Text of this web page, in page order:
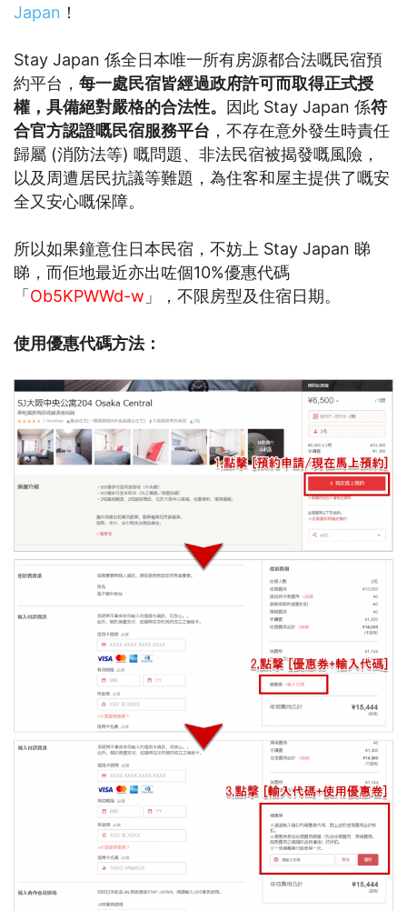
Japan ！
Stay Japan 係全日本唯一所有房源都合法嘅民宿預
約平台， 每一處民宿皆經過政府許可而取得正式授
權，具備絕對嚴格的合法性。
因此 Stay Japan 係符
合官方認證嘅民宿服務平台 ，不存在意外發生時責任
歸屬 (消防法等) 嘅問題、非法民宿被揭發嘅風險，
以及周遭居民抗議等難題，為住客和屋主提供了嘅安
全又安心嘅保障。
所以如果鐘意住日本民宿，不妨上 Stay Japan 睇
睇，而佢地最近亦出咗個10%優惠代碼
「 Ob5KPWWd-w 」，不限房型及住宿日期。
使用優惠代碼方法：